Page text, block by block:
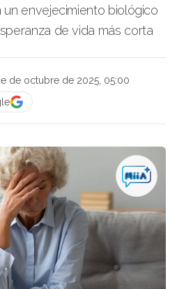
un envejecimiento biológico
de vida más corta
de octubre de 2025, 05:00